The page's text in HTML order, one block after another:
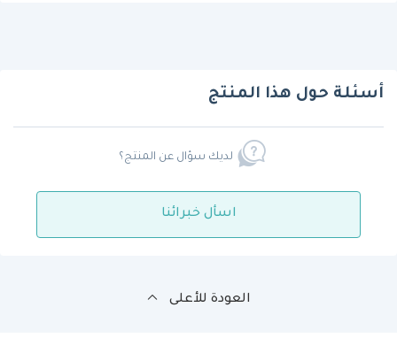
أسئلة حول هذا المنتج
لديك سؤال عن المنتج؟
اسأل خبرائنا
العودة للأعلى